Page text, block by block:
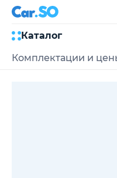
Каталог
Комплектации и